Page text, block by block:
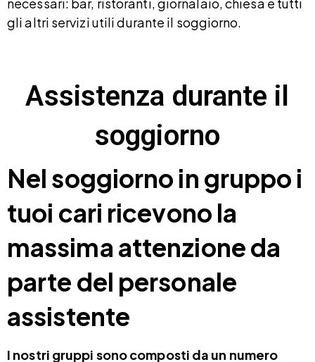
gli altri servizi utili durante il soggiorno.
Assistenza durante il
soggiorno
Nel soggiorno in gruppo i
tuoi cari ricevono la
massima attenzione da
parte del personale
assistente
I nostri gruppi sono composti da un numero